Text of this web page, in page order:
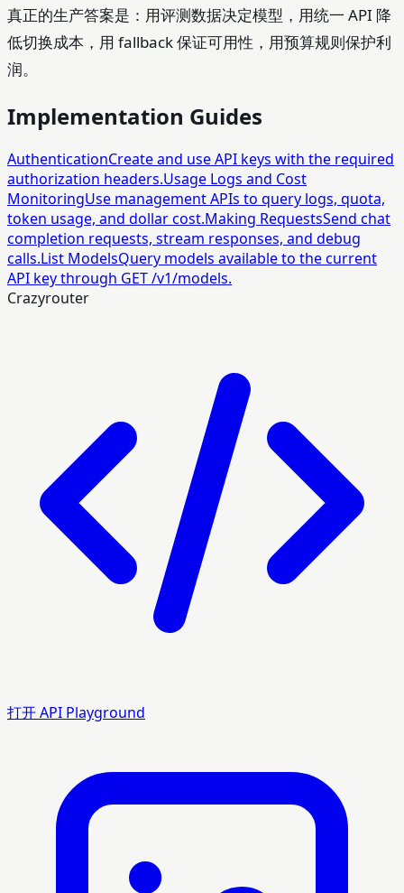
真正的生产答案是：用评测数据决定模型，用统一 API 降
低切换成本，用 fallback 保证可用性，用预算规则保护利
润。
Implementation Guides
AuthenticationCreate and use API keys with the required
authorization headers.Usage Logs and Cost
MonitoringUse management APIs to query logs, quota,
token usage, and dollar cost.Making RequestsSend chat
completion requests, stream responses, and debug
calls.List ModelsQuery models available to the current
API key through GET /v1/models.
Crazyrouter
打开 API Playground